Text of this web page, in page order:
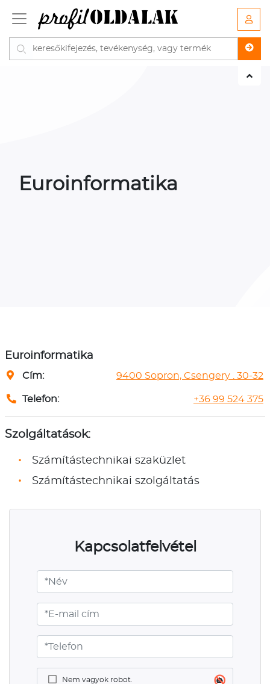
Euroinformatika
Euroinformatika
Cím: 9400 Sopron, Csengery . 30-32
Telefon: +36 99 524 375
Szolgáltatások:
Számítástechnikai szaküzlet
Számítástechnikai szolgáltatás
Kapcsolatfelvétel
Nem vagyok robot.